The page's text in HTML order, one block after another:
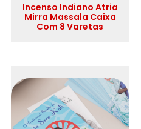
Incenso Indiano Atria
Mirra Massala Caixa
Com 8 Varetas